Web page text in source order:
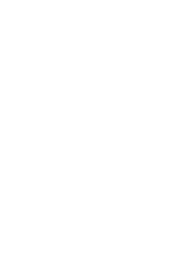
seguro es uno de los
de fabricación:
para satisfacer la
de personas
de calidad y